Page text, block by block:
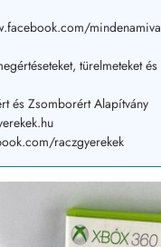
türelmeteket
és Zsomborért Alapítvány
raczgyerekek